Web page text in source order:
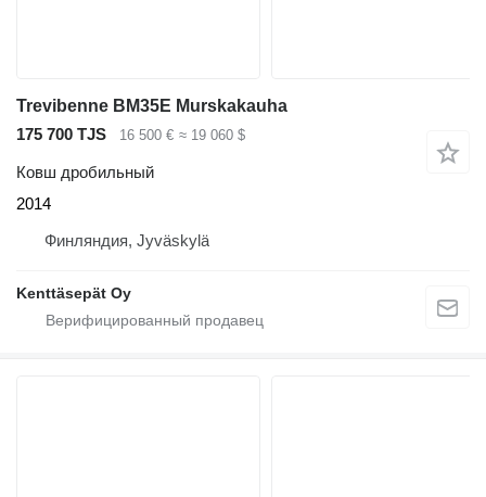
Trevibenne BM35E Murskakauha
175 700 TJS
16 500 € ≈ 19 060 $
Ковш дробильный
2014
Финляндия, Jyväskylä
Kenttäsepät Oy